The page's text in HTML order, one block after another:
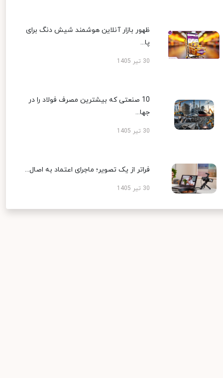
ظهور بازار آنلاین هوشمند شیش دنگ برای
پا...
30 تیر 1405
10 صنعتی که بیشترین مصرف فولاد را در
جها...
30 تیر 1405
فراتر از یک تصویر؛ ماجرای اعتماد به اصال...
30 تیر 1405